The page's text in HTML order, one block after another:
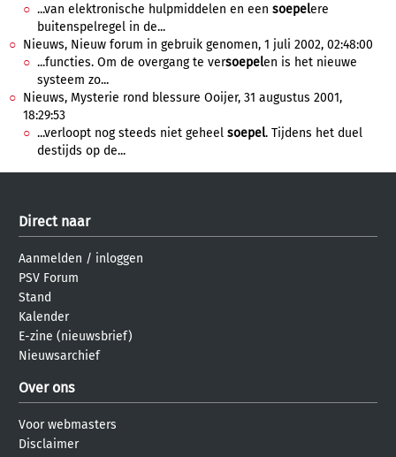
...van elektronische hulpmiddelen en een soepelere
buitenspelregel in de...
Nieuws, Nieuw forum in gebruik genomen, 1 juli 2002, 02:48:00
...functies. Om de overgang te versoepelen is het nieuwe
systeem zo...
Nieuws, Mysterie rond blessure Ooijer, 31 augustus 2001,
18:29:53
...verloopt nog steeds niet geheel soepel. Tijdens het duel
destijds op de...
Direct naar
Aanmelden / inloggen
PSV Forum
Stand
Kalender
E-zine (nieuwsbrief)
Nieuwsarchief
Over ons
Voor webmasters
Disclaimer